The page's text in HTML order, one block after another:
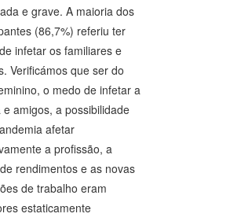
e grave. A maioria dos
(86,7%) referiu ter
infetar os familiares e
Verificámos que ser do
o medo de infetar a
e amigos, a possibilidade
afetar
a profissão, a
rendimentos e as novas
de trabalho eram
estaticamente